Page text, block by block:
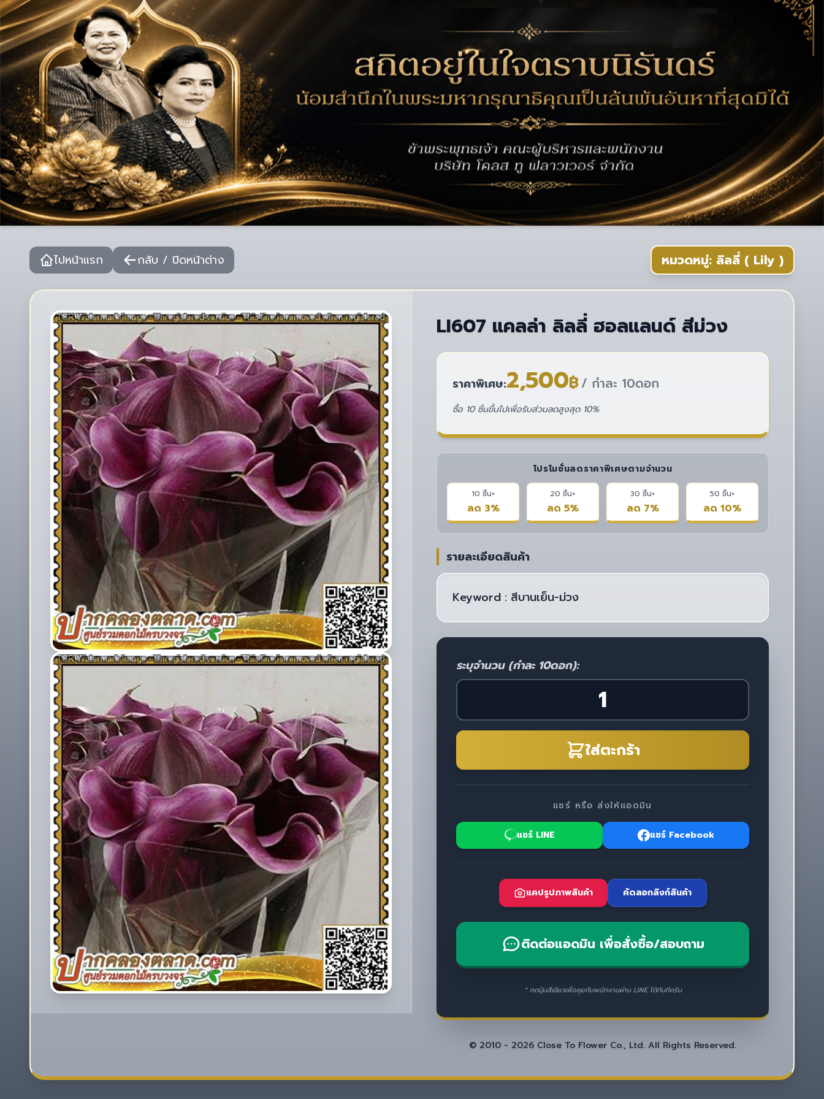
ไปหน้าแรก กลับ / ปิดหน้าต่าง หมวดหมู่: ลิลลี่ ( Lily )
LI607 แคลล่า ลิลลี่ ฮอลแลนด์ สีม่วง
ราคาพิเศษ:2,500฿/ กำละ 10ดอก
ซื้อ 10 ชิ้นขึ้นไปเพื่อรับส่วนลดสูงสุด 10%
โปรโมชั่นลดราคาพิเศษตามจำนวน
10 ชิ้น+
ลด 3%
20 ชิ้น+
ลด 5%
30 ชิ้น+
ลด 7%
50 ชิ้น+
ลด 10%
รายละเอียดสินค้า
Keyword : สีบานเย็น-ม่วง
ระบุจำนวน (กำละ 10ดอก):
ใส่ตะกร้า
แชร์ หรือ ส่งให้แอดมิน
แชร์ LINE แชร์ Facebook
แคปรูปภาพสินค้า คัดลอกลิงก์สินค้า
ติดต่อแอดมิน เพื่อสั่งซื้อ/สอบถาม
* กดปุ่มสีเขียวเพื่อคุยกับพนักงานผ่าน LINE ได้ทันทีครับ
© 2010 - 2026 Close To Flower Co., Ltd. All Rights Reserved.